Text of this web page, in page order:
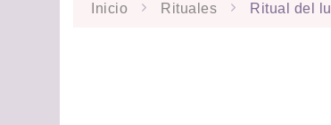
Inicio Rituales Ritual del